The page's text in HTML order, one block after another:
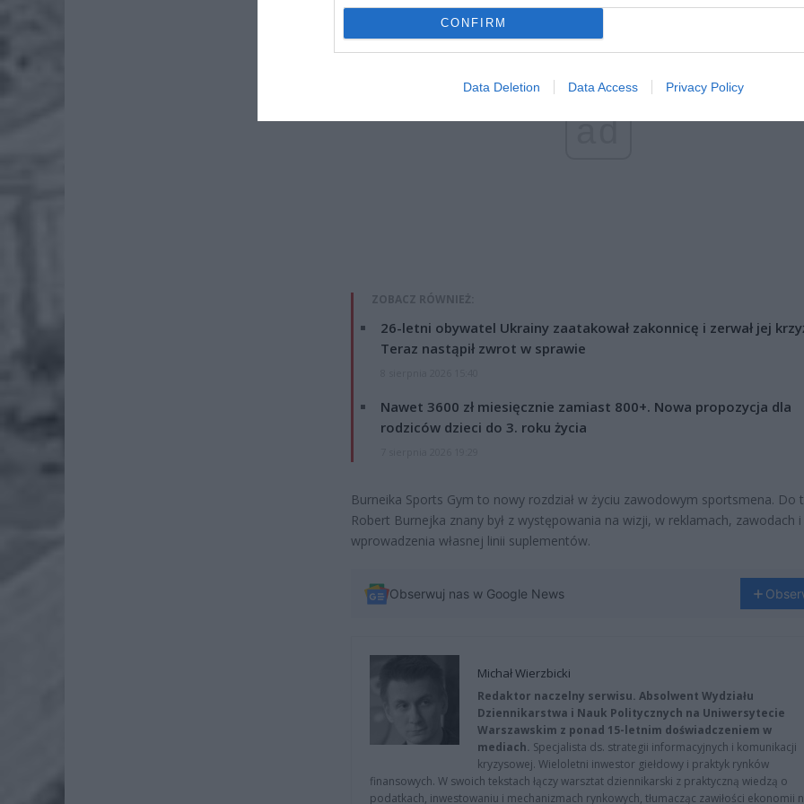
CONFIRM
Data Deletion Data Access Privacy Policy
ad
ZOBACZ RÓWNIEŻ:
26-letni obywatel Ukrainy zaatakował zakonnicę i zerwał jej
Teraz nastąpił zwrot w sprawie
Nawet 3600 zł miesięcznie zamiast 800+. Nowa propozycja dla
rodziców dzieci do 3. roku życia
Burneika Sports Gym to nowy rozdział w życiu zawodowym sportsmena. Do
Robert Burnejka znany był z występowania na wizji, w reklamach, zawodach i
wprowadzenia własnej linii suplementów.
Obserwuj nas w Google News
Michał Wierzbicki
Redaktor naczelny serwisu. Absolwent Wydziału
Dziennikarstwa i Nauk Politycznych na Uniwersytecie
Warszawskim z ponad 15-letnim doświadczeniem w
mediach. Specjalista ds. strategii informacyjnych i komunikacji
kryzysowej. Wieloletni inwestor giełdowy i praktyk rynków
finansowych. W swoich tekstach łączy warsztat dziennikarski z praktyczną wiedzą o
podatkach, inwestowaniu i mechanizmach rynkowych, tłumacząc zawiłości ekonomii